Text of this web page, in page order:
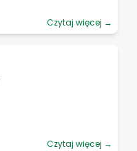
Czytaj więcej →
Czytaj więcej →